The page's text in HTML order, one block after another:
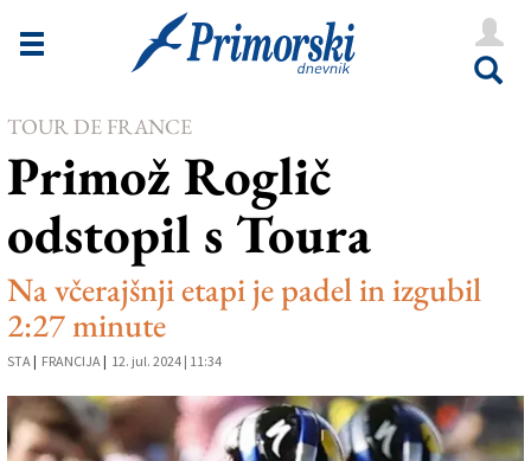
Novice
Goriška
Kultura
Šport
Še
Vreme
TOUR DE FRANCE
Primož Roglič
odstopil s Toura
Na včerajšnji etapi je padel in izgubil
2:27 minute
STA | FRANCIJA | 12. jul. 2024 | 11:34